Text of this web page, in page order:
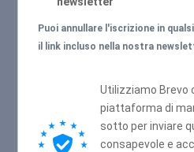
Puoi annullare l'iscrizione in
il link incluso nella nostra
Utilizziamo Brevo
piattaforma di
sotto per inviare
consapevole e